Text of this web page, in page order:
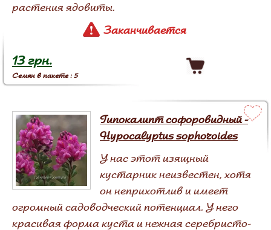
растения ядовиты.
Заканчивается
13 грн.
Семян в пакете : 5
Гипокалипт софоровидный -
Hypocalyptus sophoroides
У нас этот изящный
кустарник неизвестен, хотя
он неприхотлив и имеет
огромный садоводческий потенциал. У него
красивая форма куста и нежная серебристо-